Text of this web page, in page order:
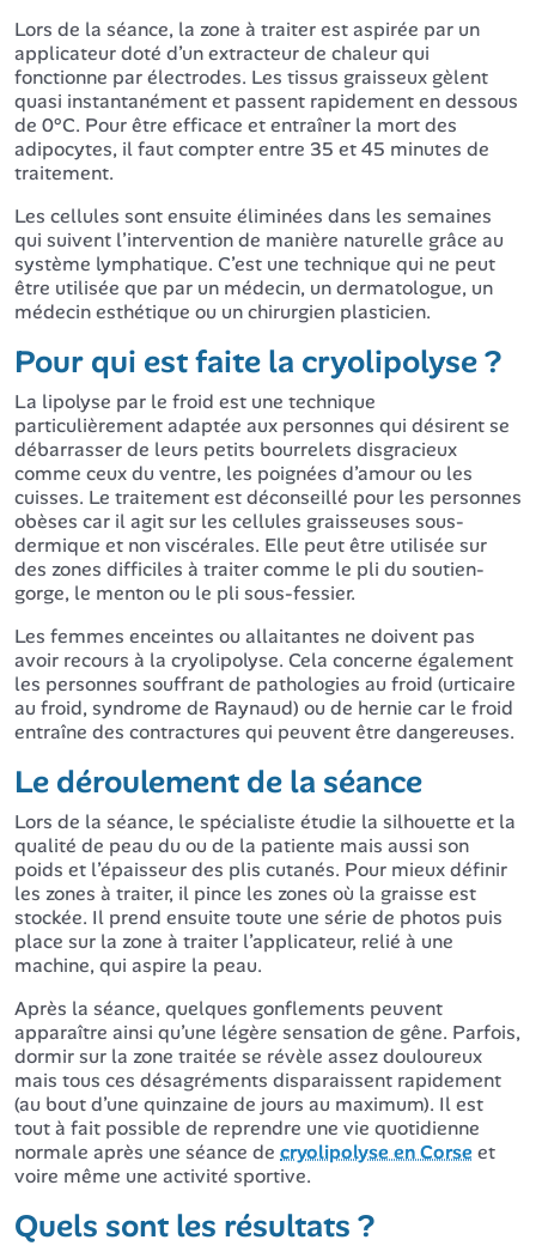
Lors de la séance, la zone à traiter est aspirée par un
applicateur doté d’un extracteur de chaleur qui
fonctionne par électrodes. Les tissus graisseux gèlent
quasi instantanément et passent rapidement en dessous
de 0°C. Pour être efficace et entraîner la mort des
adipocytes, il faut compter entre 35 et 45 minutes de
traitement.
Les cellules sont ensuite éliminées dans les semaines
qui suivent l’intervention de manière naturelle grâce au
système lymphatique. C’est une technique qui ne peut
être utilisée que par un médecin, un dermatologue, un
médecin esthétique ou un chirurgien plasticien.
Pour qui est faite la cryolipolyse ?
La lipolyse par le froid est une technique
particulièrement adaptée aux personnes qui désirent se
débarrasser de leurs petits bourrelets disgracieux
comme ceux du ventre, les poignées d’amour ou les
cuisses. Le traitement est déconseillé pour les personnes
obèses car il agit sur les cellules graisseuses sous-
dermique et non viscérales. Elle peut être utilisée sur
des zones difficiles à traiter comme le pli du soutien-
gorge, le menton ou le pli sous-fessier.
Les femmes enceintes ou allaitantes ne doivent pas
avoir recours à la cryolipolyse. Cela concerne également
les personnes souffrant de pathologies au froid (urticaire
au froid, syndrome de Raynaud) ou de hernie car le froid
entraîne des contractures qui peuvent être dangereuses.
Le déroulement de la séance
Lors de la séance, le spécialiste étudie la silhouette et la
qualité de peau du ou de la patiente mais aussi son
poids et l’épaisseur des plis cutanés. Pour mieux définir
les zones à traiter, il pince les zones où la graisse est
stockée. Il prend ensuite toute une série de photos puis
place sur la zone à traiter l’applicateur, relié à une
machine, qui aspire la peau.
Après la séance, quelques gonflements peuvent
apparaître ainsi qu’une légère sensation de gêne. Parfois,
dormir sur la zone traitée se révèle assez douloureux
mais tous ces désagréments disparaissent rapidement
(au bout d’une quinzaine de jours au maximum). Il est
tout à fait possible de reprendre une vie quotidienne
normale après une séance de cryolipolyse en Corseet
voire même une activité sportive.
Quels sont les résultats ?